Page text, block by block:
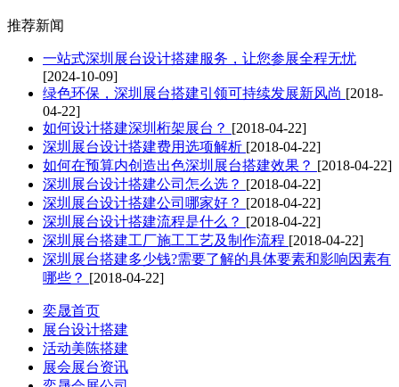
推荐新闻
一站式深圳展台设计搭建服务，让您参展全程无忧
[2024-10-09]
绿色环保，深圳展台搭建引领可持续发展新风尚 [2018-
04-22]
如何设计搭建深圳桁架展台？ [2018-04-22]
深圳展台设计搭建费用选项解析 [2018-04-22]
如何在预算内创造出色深圳展台搭建效果？ [2018-04-22]
深圳展台设计搭建公司怎么选？ [2018-04-22]
深圳展台设计搭建公司哪家好？ [2018-04-22]
深圳展台设计搭建流程是什么？ [2018-04-22]
深圳展台搭建工厂施工工艺及制作流程 [2018-04-22]
深圳展台搭建多少钱?需要了解的具体要素和影响因素有
哪些？ [2018-04-22]
奕晟首页
展台设计搭建
活动美陈搭建
展会展台资讯